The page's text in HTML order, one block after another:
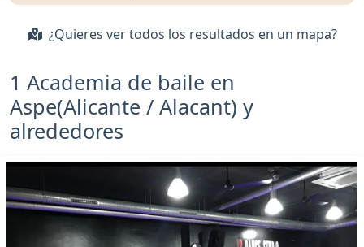
¿Quieres ver todos los resultados en un mapa?
1 Academia de baile en
Aspe(Alicante / Alacant) y
alrededores